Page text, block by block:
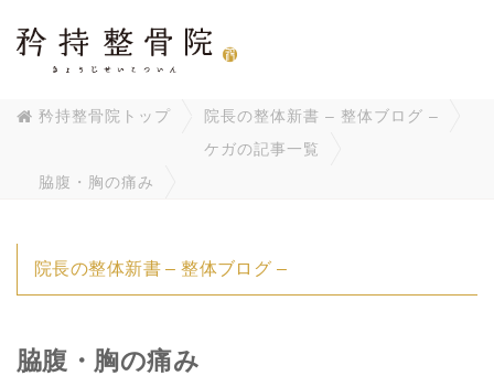
矜持整骨院トップ
院長の整体新書 – 整体ブログ –
ケガの記事一覧
脇腹・胸の痛み
院長の整体新書 – 整体ブログ –
脇腹・胸の痛み